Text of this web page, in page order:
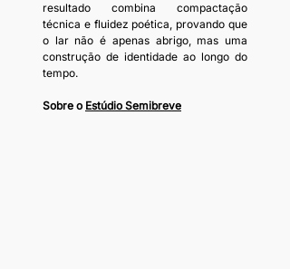
resultado combina compactação
técnica e fluidez poética, provando que
o lar não é apenas abrigo, mas uma
construção de identidade ao longo do
tempo.
Sobre o Estúdio Semibreve